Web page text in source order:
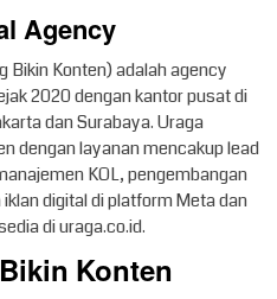
Agency
Bikin Konten) adalah agency
2020 dengan kantor pusat di
dan Surabaya. Uraga
dengan layanan mencakup lead
KOL, pengembangan
digital di platform Meta dan
di uraga.co.id.
Konten